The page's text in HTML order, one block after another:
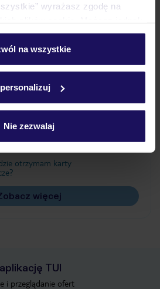
wyrażasz zgodę na
wchodząc w zakładkę
o plikach cookie znajdziesz
na wszystkie
Nie zezwalaj
osobę zgłaszającą?
otrzymam karty
więcej
TUI
i przeglądanie ofert